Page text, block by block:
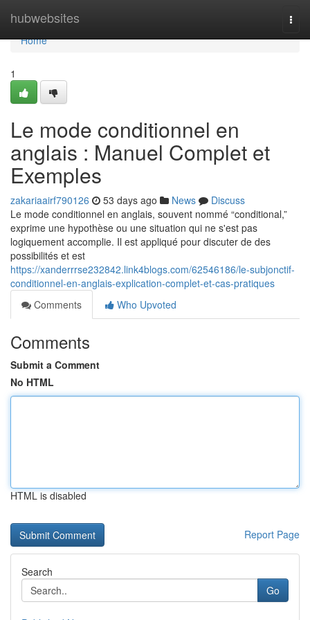
hubwebsites
Home
Home
1
Le mode conditionnel en
anglais : Manuel Complet et
Exemples
zakariaairf790126 53 days ago News
Discuss
Le mode conditionnel en anglais, souvent nommé “conditional,”
exprime une hypothèse ou une situation qui ne s'est pas
logiquement accomplie. Il est appliqué pour discuter de des
possibilités et est
https://xanderrrse232842.link4blogs.com/62546186/le-subjonctif-
conditionnel-en-anglais-explication-complet-et-cas-pratiques
Comments
Who Upvoted
Comments
Submit a Comment
No HTML
HTML is disabled
Report Page
Search
Go